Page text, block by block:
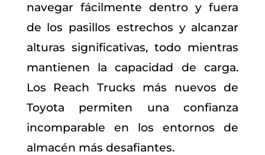
navegar fácilmente dentro y fuera
de los pasillos estrechos y alcanzar
alturas significativas, todo mientras
mantienen la capacidad de carga.
Los Reach Trucks más nuevos de
Toyota permiten una confianza
incomparable en los entornos de
almacén más desafiantes.